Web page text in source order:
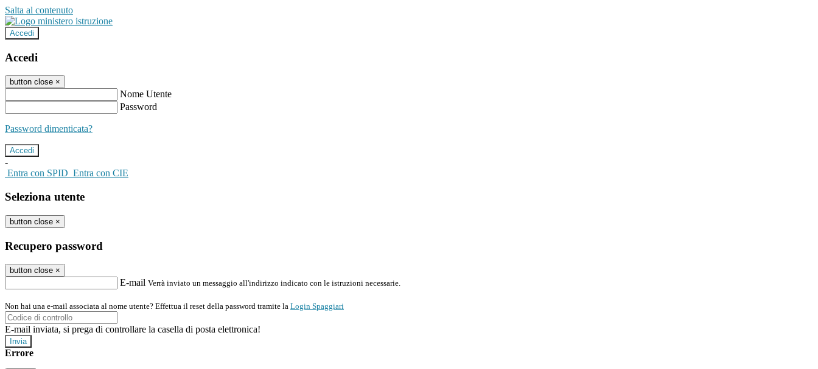
Salta al contenuto
Accedi
Accedi
button close ×
Nome Utente
Password
Password dimenticata?
-
Entra con SPID Entra con CIE
Seleziona utente
button close ×
Recupero password
button close ×
E-mail Verrà inviato un messaggio all'indirizzo indicato con le istruzioni necessarie.
Non hai una e-mail associata al nome utente? Effettua il reset della password tramite la Login Spaggiari
E-mail inviata, si prega di controllare la casella di posta elettronica!
Errore